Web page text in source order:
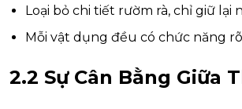
Loại bỏ chi tiết rườm rà, chỉ giữ
Mỗi vật dụng đều có chức năng
2.2 Sự Cân Bằng Giữa